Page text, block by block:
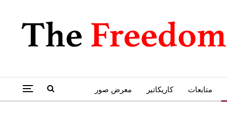
متابعات كاريكاتير معرض صور